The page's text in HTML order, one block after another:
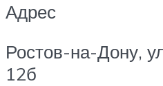
Адрес
Ростов-на-Дону,
12б